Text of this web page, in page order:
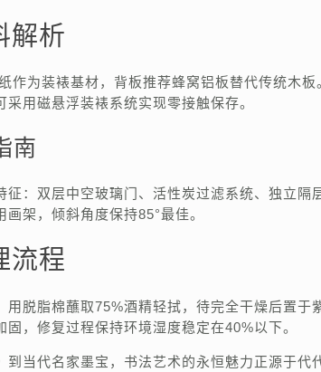
解析
作为装裱基材，背板推荐蜂窝铝板替代传统木
用磁悬浮装裱系统实现零接触保存。
南
征：双层中空玻璃门、活性炭过滤系统、独立
架，倾斜角度保持85°最佳。
流程
用脱脂棉蘸取75%酒精轻拭，待完全干燥后置
，修复过程保持环境湿度稳定在40%以下。
到当代名家墨宝，书法艺术的永恒魅力正源于